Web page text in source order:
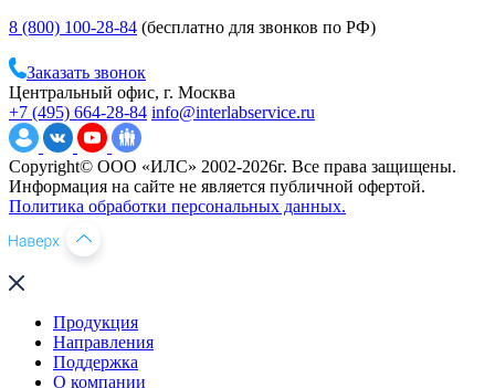
8 (800) 100-28-84 (бесплатно для звонков по РФ)
Заказать звонок
Центральный офис, г. Москва
+7 (495) 664-28-84 info@interlabservice.ru
Copyright© ООО «ИЛС» 2002-2026г. Все права защищены.
Информация на сайте не является публичной офертой.
Политика обработки персональных данных.
Продукция
Направления
Поддержка
О компании